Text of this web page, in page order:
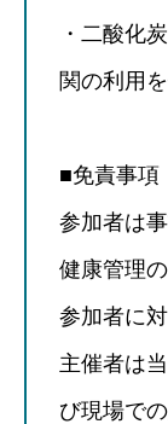
・二酸化
関の利用
■免責事項
参加者は
健康管理
参加者に
主催者は
び現場で